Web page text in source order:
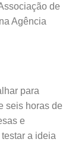
de
Agência
para
seis horas de
e
a ideia